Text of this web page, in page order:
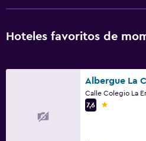
Hoteles favoritos de
7,6
1 estrella